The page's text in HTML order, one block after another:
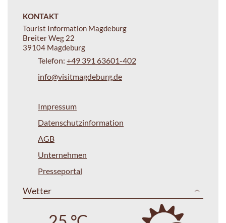
KONTAKT
Tourist Information Magdeburg
Breiter Weg 22
39104 Magdeburg
Telefon: +49 391 63601-402
info@visitmagdeburg.de
Impressum
Datenschutzinformation
AGB
Unternehmen
Presseportal
Wetter